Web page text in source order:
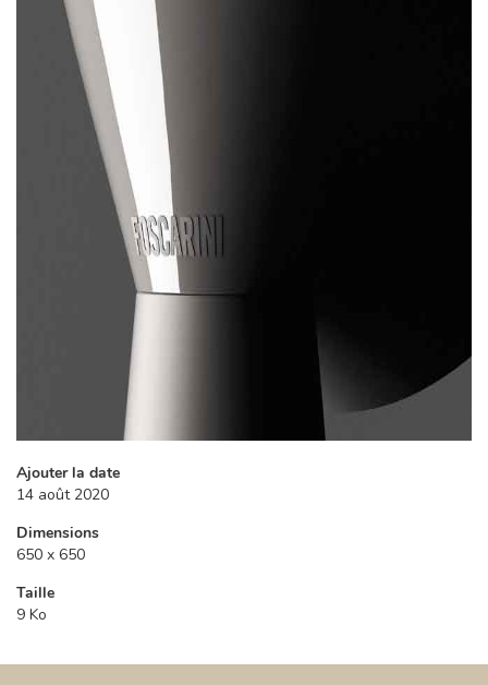
Ajouter la date
14 août 2020
Dimensions
650 x 650
Taille
9 Ko